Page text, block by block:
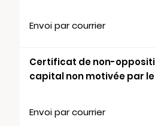
Envoi par courrier
Certificat de non-
capital non motivée par
Envoi par courrier